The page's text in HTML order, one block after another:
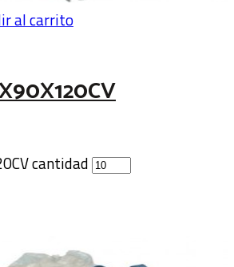
al carrito
cantidad